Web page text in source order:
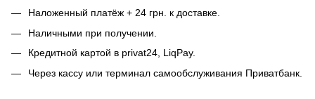
Наложенный платёж + 24 грн. к доставке.
Наличными при получении.
Кредитной картой в privat24, LiqPay.
Через кассу или терминал самообслуживания Приватбанк.